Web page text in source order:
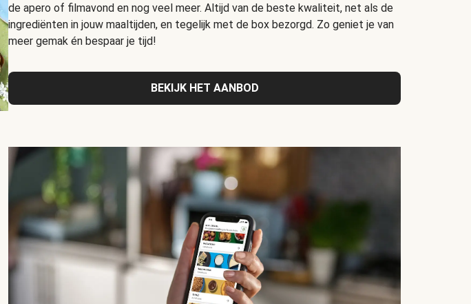
de apero of filmavond en nog veel meer. Altijd van de beste kwaliteit, net als de
ingrediënten in jouw maaltijden, en tegelijk met de box bezorgd. Zo geniet je van
meer gemak én bespaar je tijd!
BEKIJK HET AANBOD